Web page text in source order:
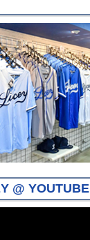
@ YOUTUBE